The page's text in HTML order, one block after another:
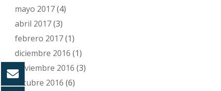
mayo 2017(4)
abril 2017(3)
febrero 2017(1)
diciembre 2016 (1)
noviembre 2016 (3)
octubre 2016 (6)